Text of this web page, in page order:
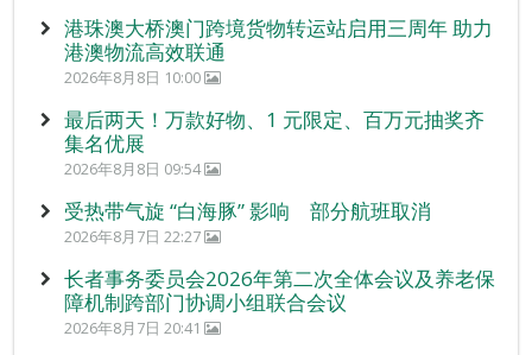
港珠澳大桥澳门跨境货物转运站启用三周年 助力
港澳物流高效联通
2026年8月8日 10:00
最后两天！万款好物、1 元限定、百万元抽奖齐
集名优展
2026年8月8日 09:54
受热带气旋 “白海豚” 影响 部分航班取消
2026年8月7日 22:27
长者事务委员会2026年第二次全体会议及养老保
障机制跨部门协调小组联合会议
2026年8月7日 20:41